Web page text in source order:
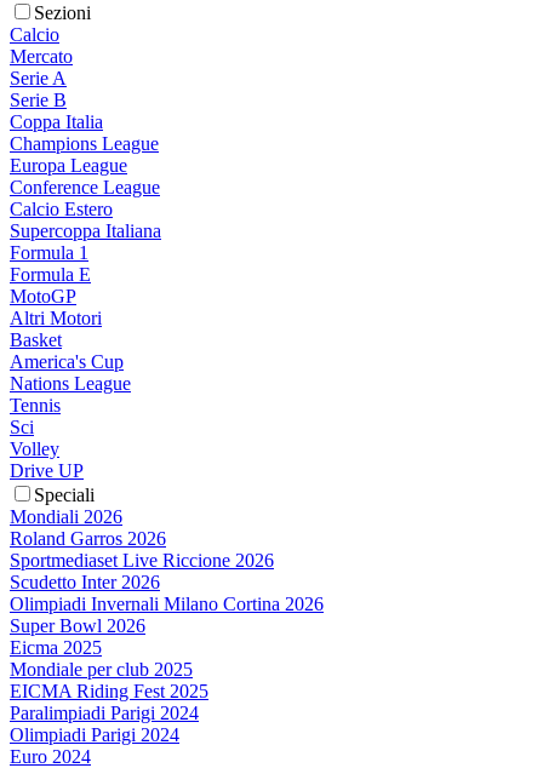
Sezioni
Calcio
Mercato
Serie A
Serie B
Coppa Italia
Champions League
Europa League
Conference League
Calcio Estero
Supercoppa Italiana
Formula 1
Formula E
MotoGP
Altri Motori
Basket
America's Cup
Nations League
Tennis
Sci
Volley
Drive UP
Speciali
Mondiali 2026
Roland Garros 2026
Sportmediaset Live Riccione 2026
Scudetto Inter 2026
Olimpiadi Invernali Milano Cortina 2026
Super Bowl 2026
Eicma 2025
Mondiale per club 2025
EICMA Riding Fest 2025
Paralimpiadi Parigi 2024
Olimpiadi Parigi 2024
Euro 2024